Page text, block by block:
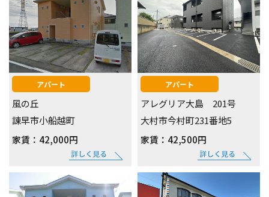
アパート
風の丘
諌早市小船越町
家賃：42,000円
アパート
アレグリア大島 201号
大村市今村町231番地5
家賃：42,500円